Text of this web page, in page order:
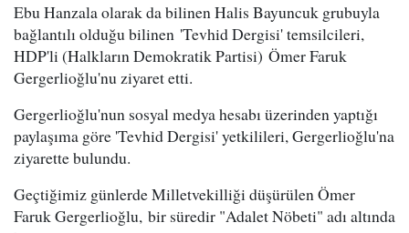
Ebu Hanzala olarak da bilinen Halis Bayuncuk grubuyla
bağlantılı olduğu bilinen 'Tevhid Dergisi' temsilcileri,
HDP'li (Halkların Demokratik Partisi) Ömer Faruk
Gergerlioğlu'nu ziyaret etti.
Gergerlioğlu'nun sosyal medya hesabı üzerinden yaptığı
paylaşıma göre 'Tevhid Dergisi' yetkilileri, Gergerlioğlu'na
ziyarette bulundu.
Geçtiğimiz günlerde Milletvekilliği düşürülen Ömer
Faruk Gergerlioğlu, bir süredir "Adalet Nöbeti" adı altında